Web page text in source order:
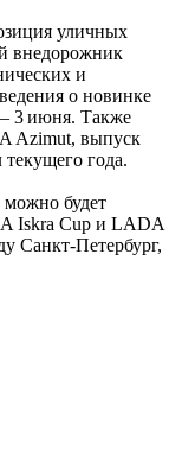
уличных
внедорожник
и
о новинке
3 июня. Также
Azimut, выпуск
текущего года.
можно будет
Iskra Cup и LADA
Санкт‑Петербург,